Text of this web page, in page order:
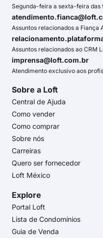
Segunda-feira a sexta-feira das
Assuntos relacionados a Fiança
Assuntos relacionados ao CRM
imprensa@loft.com.br
Atendimento exclusivo aos
Sobre a Loft
Central de Ajuda
Como vender
Como comprar
Sobre nós
Carreiras
Quero ser fornecedor
Loft México
Explore
Portal Loft
Lista de Condomínios
Guia de Venda